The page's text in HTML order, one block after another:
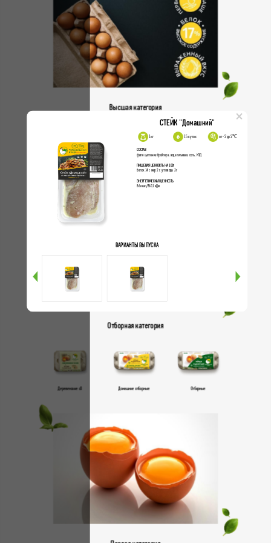
Высшая категория
Деревенские
Отборная категория
Деревенские с0 Домашние отборные Отборные
×
СТЕЙК "Домашний"
1кг 15 суток от -2 до 2℃
СОСТАВ
филе цыпленка-бройлера, вода питьевая, соль, КПД
ПИЩЕВАЯ ЦЕННОСТЬ НА 100г
белок 14 г, жир 2 г, углеводы 3 г
ЭНЕРГЕТИЧЕСКАЯ ЦЕННОСТЬ
86 ккал/360,1 кДж
ВАРИАНТЫ ВЫПУСКА